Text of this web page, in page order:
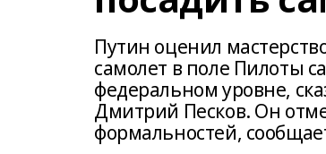
Путин оценил
самолет в поле Пилоты
федеральном уровне,
Дмитрий Песков. Он
формальностей,